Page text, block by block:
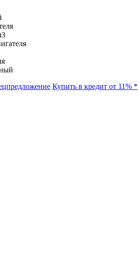
Купить в кредит от 11% *